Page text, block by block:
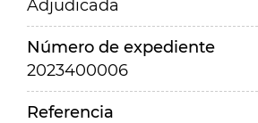
Adjudicada
Número de expediente
2023400006
Referencia